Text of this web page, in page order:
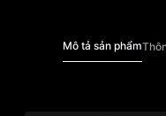
Mô tả sản phẩm